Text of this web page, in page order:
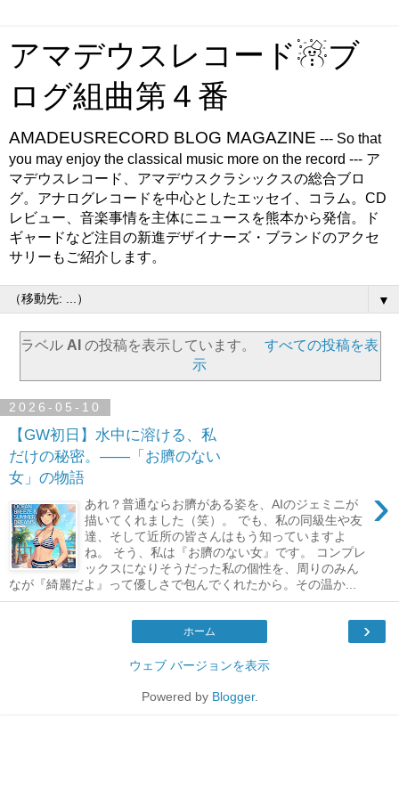
アマデウスレコード☃ブ
ログ組曲第４番
AMADEUSRECORD BLOG MAGAZINE --- So that
you may enjoy the classical music more on the record --- ア
マデウスレコード、アマデウスクラシックスの総合ブロ
グ。アナログレコードを中心としたエッセイ、コラム。CD
レビュー、音楽事情を主体にニュースを熊本から発信。ド
ギャードなど注目の新進デザイナーズ・ブランドのアクセ
サリーもご紹介します。
▼
ラベル AI の投稿を表示しています。
すべての投稿を表
示
2026-05-10
【GW初日】水中に溶ける、私
だけの秘密。――「お臍のない
女」の物語
›
あれ？普通ならお臍がある姿を、AIのジェミニが
描いてくれました（笑）。 でも、私の同級生や友
達、そして近所の皆さんはもう知っていますよ
ね。 そう、私は『お臍のない女』です。 コンプレ
ックスになりそうだった私の個性を、周りのみん
なが『綺麗だよ』って優しさで包んでくれたから。その温か...
›
ホーム
ウェブ バージョンを表示
Powered by Blogger.